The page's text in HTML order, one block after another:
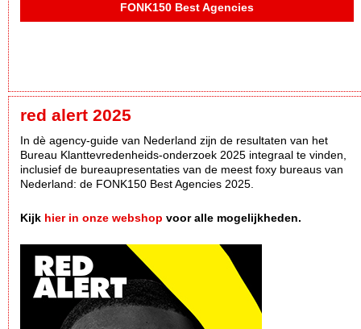
FONK150 Best Agencies
red alert 2025
In dè agency-guide van Nederland zijn de resultaten van het
Bureau Klanttevredenheids-onderzoek 2025 integraal te vinden,
inclusief de bureaupresentaties van de meest foxy bureaus van
Nederland: de FONK150 Best Agencies 2025.
Kijk hier in onze webshop voor alle mogelijkheden.